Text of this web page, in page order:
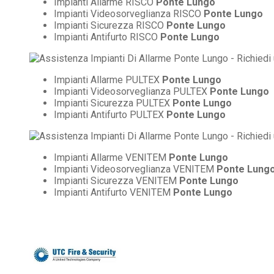
Impianti Videosorveglianza RISCO Ponte Lungo
Impianti Sicurezza RISCO Ponte Lungo
Impianti Antifurto RISCO Ponte Lungo
Impianti Allarme PULTEX Ponte Lungo
Impianti Videosorveglianza PULTEX Ponte Lungo
Impianti Sicurezza PULTEX Ponte Lungo
Impianti Antifurto PULTEX Ponte Lungo
Impianti Allarme VENITEM Ponte Lungo
Impianti Videosorveglianza VENITEM Ponte
Impianti Sicurezza VENITEM Ponte Lungo
Impianti Antifurto VENITEM Ponte Lungo